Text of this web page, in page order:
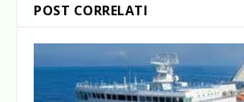
POST CORRELATI